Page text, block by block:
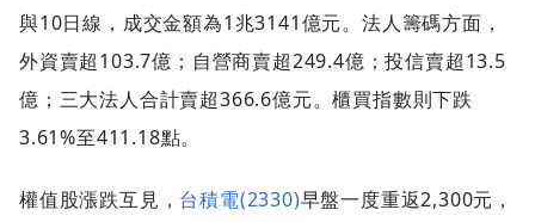
與10日線，成交金額為1兆3141億元。法人籌碼方面，
外資賣超103.7億；自營商賣超249.4億；投信賣超13.5
億；三大法人合計賣超366.6億元。櫃買指數則下跌
3.61%至411.18點。
權值股漲跌互見， 台積電(2330)早盤一度重返2,300元，